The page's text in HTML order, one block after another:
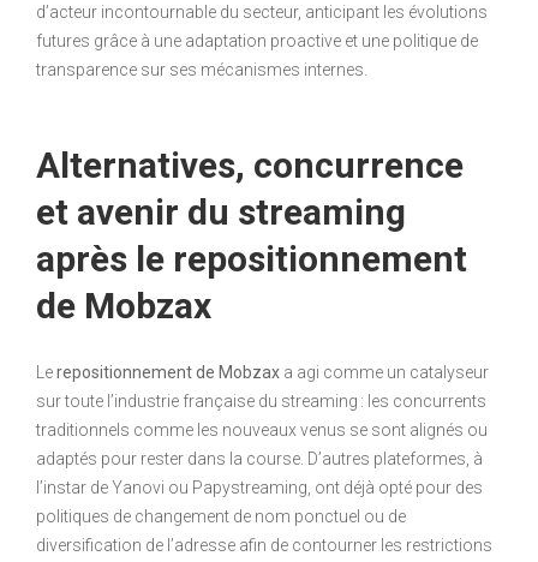
d’acteur incontournable du secteur, anticipant les évolutions
futures grâce à une adaptation proactive et une politique de
transparence sur ses mécanismes internes.
Alternatives, concurrence
et avenir du streaming
après le repositionnement
de Mobzax
Lerepositionnement de Mobzax a agi comme un catalyseur
sur toute l’industrie française du streaming : les concurrents
traditionnels comme les nouveaux venus se sont alignés ou
adaptés pour rester dans la course. D’autres plateformes, à
l’instar de Yanovi ou Papystreaming, ont déjà opté pour des
politiques de changement de nom ponctuel ou de
diversification de l’adresse afin de contourner les restrictions